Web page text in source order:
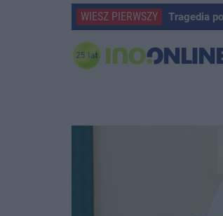
WIESZ PIERWSZY Tragedia